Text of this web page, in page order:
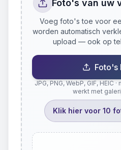
Foto's van uw
Voeg foto's toe voor
worden automatisch
upload — ook op
Foto's
JPG, PNG, WebP, GIF, HEIC
werkt met
Klik hier voor 10